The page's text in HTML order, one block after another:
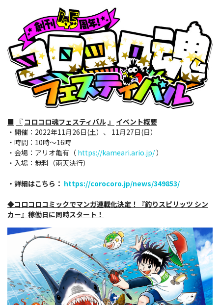
■ 『 コロコロ魂フェスティバル 』 イベント概要
・開催：2022年11月26日(土）、 11月27日(日）
・時間：10時～16時
・会場：アリオ亀有（ https://kameari.ario.jp/）
・入場：無料（雨天決行）
・詳細はこちら： https://corocoro.jp/news/349853/
◆コロコロコミックでマンガ連載化決定！『釣りスピリッツ シン
カー』稼働日に同時スタート！